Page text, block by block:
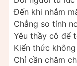
Đến khi nhắm
Chẳng so tính
Yêu thầy cô để
Kiến thức
Chỉ cần chăm